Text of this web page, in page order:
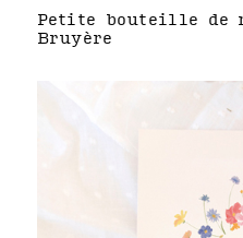
Petite bouteille de
Bruyère